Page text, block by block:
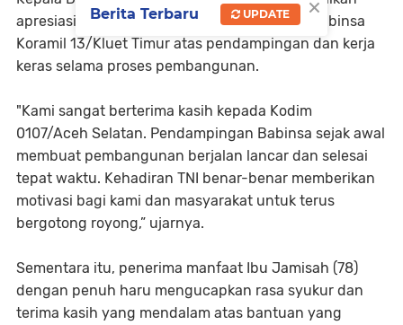
apresiasinya kepada jajaran TNI khususnya Babinsa
Koramil 13/Kluet Timur atas pendampingan dan kerja
keras selama proses pembangunan.
"Kami sangat berterima kasih kepada Kodim
0107/Aceh Selatan. Pendampingan Babinsa sejak awal
membuat pembangunan berjalan lancar dan selesai
tepat waktu. Kehadiran TNI benar-benar memberikan
motivasi bagi kami dan masyarakat untuk terus
bergotong royong,” ujarnya.
Sementara itu, penerima manfaat Ibu Jamisah (78)
dengan penuh haru mengucapkan rasa syukur dan
terima kasih yang mendalam atas bantuan yang
×
Berita Terbaru UPDATE